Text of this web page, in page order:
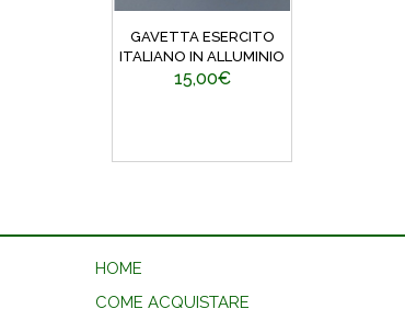
GAVETTA ESERCITO
ITALIANO IN ALLUMINIO
15,00€
HOME
COME ACQUISTARE